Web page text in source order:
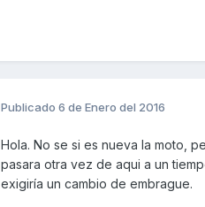
Publicado 6 de Enero del 2016
Hola. No se si es nueva la moto,
pasara otra vez de aqui a un
exigiría un cambio de embrague.